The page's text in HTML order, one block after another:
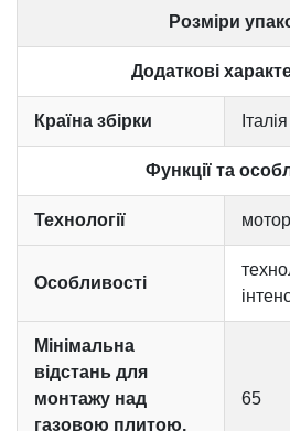
Розміри
Додаткові
Країна збірки Італія
Функції та
Технології
Особливості
Мінімальна
відстань для
монтажу над
газовою плитою,
65